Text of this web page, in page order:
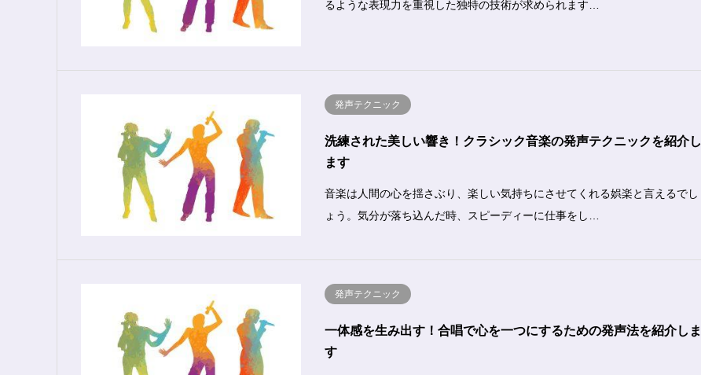
るような表現力を重視した独特の技術が求められます…
発声テクニック
洗練された美しい響き！クラシック音楽の発声テクニックを紹介し
ます
音楽は人間の心を揺さぶり、楽しい気持ちにさせてくれる娯楽と言えるでし
ょう。気分が落ち込んだ時、スピーディーに仕事をし…
発声テクニック
一体感を生み出す！合唱で心を一つにするための発声法を紹介しま
す